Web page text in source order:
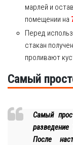
марлей и
помещении на
Перед
стакан
проливают
Самый
Самый
После